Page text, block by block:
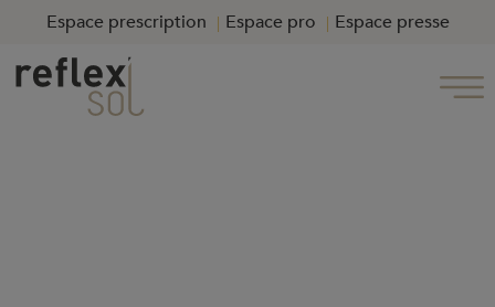
Espace prescription Espace pro Espace presse